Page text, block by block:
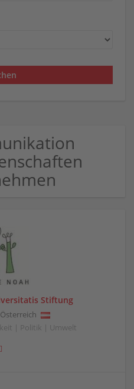
Stiftung
Österreich
| Politik | Umwelt